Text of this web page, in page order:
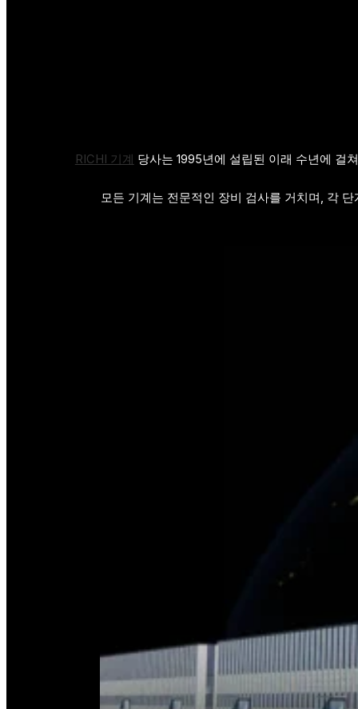
RICHI 기계 당사는 1995년에 설립된 이래 수년에 걸
모든 기계는 전문적인 장비 검사를 거치며, 각